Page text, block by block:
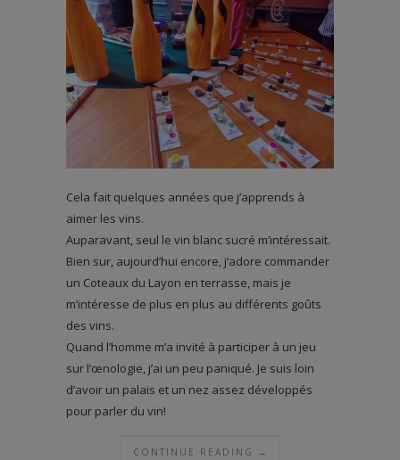
Cela fait quelques années que j’apprends à
aimer les vins.
Auparavant, seul le vin blanc sucré m’intéressait.
Bien sur, aujourd’hui encore, j’adore commander
un Coteaux du Layon en terrasse, mais je
m’intéresse de plus en plus au différents goûts
des vins.
Quand l’homme m’a invité à participer à un jeu
sur l’œnologie, j’ai un peu paniqué. Je suis loin
d’avoir un palais et un nez assez développés
pour parler du vin!
CONTINUE READING →